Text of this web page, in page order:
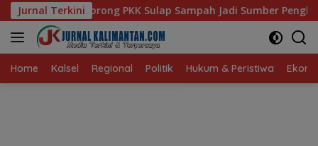
Langsung
ke
konten
Jurnal Terkini
Sulap Sampah Jadi Sumber Penghasilan Albumin
Home Kalsel Regional Politik Hukum & Peristiwa